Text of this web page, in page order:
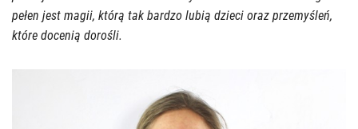
pełen jest magii, którą tak bardzo lubią dzieci oraz przemyśleń,
które docenią dorośli.